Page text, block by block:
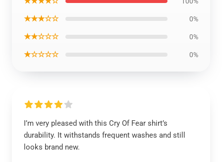
★★★☆☆ 0%
★★☆☆☆ 0%
★☆☆☆☆ 0%
I’m very pleased with this Cry Of Fear shirt’s
durability. It withstands frequent washes and still
looks brand new.